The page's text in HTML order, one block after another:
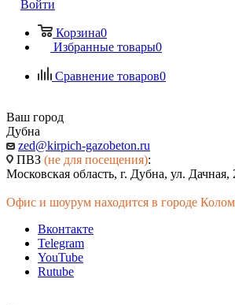
Войти
Корзина0
Избранные товары0
Сравнение товаров0
Ваш город
Дубна
zed@kirpich-gazobeton.ru
ПВЗ (не для посещения):
Московская область, г. Дубна, ул. Дачная,
Офис и шоурум находится в городе
Вконтакте
Telegram
YouTube
Rutube